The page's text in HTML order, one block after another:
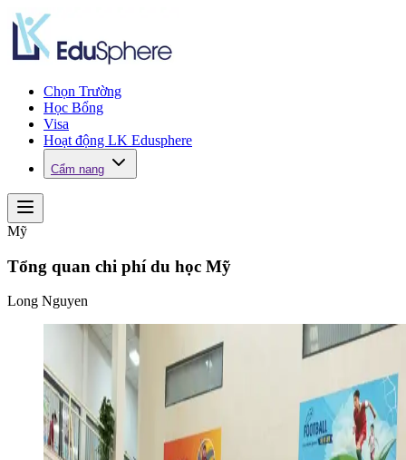
Chọn Trường
Học Bổng
Visa
Hoạt động LK Edusphere
Cẩm nang
Mỹ
Tổng quan chi phí du học Mỹ
Long Nguyen